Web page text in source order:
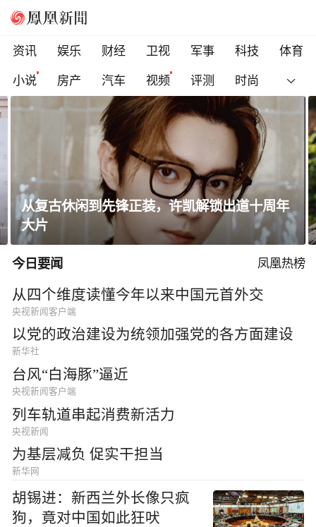
资讯 娱乐 财经 卫视 军事 科技
体育
小说
房产 汽车 视频 评测 时尚
闲到先锋正装，许凯解锁出道十周年
瑞士军工
脚 ，征服
今日要闻 凤凰热榜
从四个维度读懂今年以来中国元首外交
央视新闻客户端
以党的政治建设为统领加强党的各方面建设
新华社
台风“白海豚”逼近
央视新闻客户端
列车轨道串起消费新活力
央视新闻
为基层减负 促实干担当
新华网
胡锡进：新西兰外长像只疯
狗，竟对中国如此狂吠